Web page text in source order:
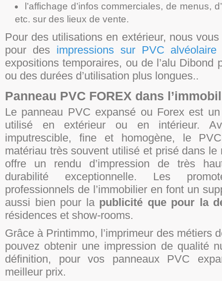
l’affichage d’infos commerciales, de menus,
etc. sur des lieux de vente.
Pour des utilisations en extérieur, nous vous
pour des impressions sur PVC alvéolaire
expositions temporaires, ou de l’alu Dibond
ou des durées d’utilisation plus longues..
Panneau PVC FOREX dans
Le panneau PVC expansé ou Forex est
utilisé en extérieur ou en intérieur.
imputrescible, fine et homogène, le
matériau très souvent utilisé et prisé dans le
offre un rendu d’impression de très
durabilité exceptionnelle. Les
professionnels de l’immobilier en font un
aussi bien pour la publicité que pour la
résidences et show-rooms.
Grâce à Printimmo, l’imprimeur des métiers
pouvez obtenir une impression de qualité
définition, pour vos panneaux PVC
meilleur prix.